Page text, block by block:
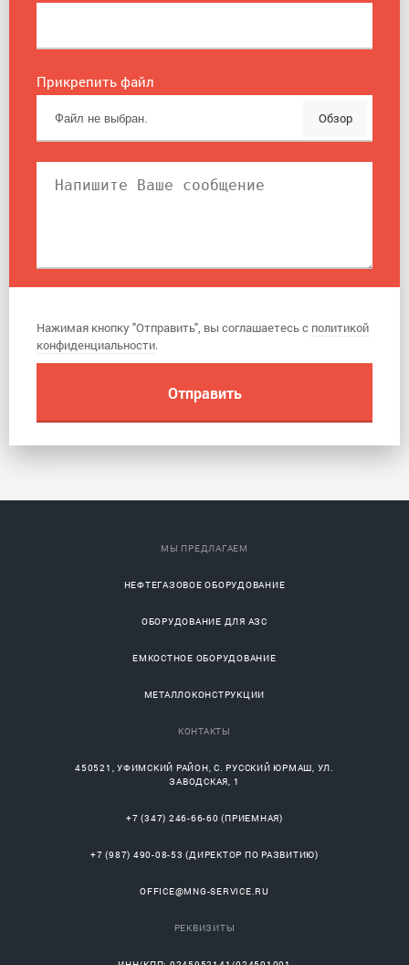
Прикрепить файл
Обзор
Нажимая кнопку "Отправить", вы соглашаетесь с политикой
конфиденциальности.
МЫ ПРЕДЛАГАЕМ
НЕФТЕГАЗОВОЕ ОБОРУДОВАНИЕ
ОБОРУДОВАНИЕ ДЛЯ АЗС
ЕМКОСТНОЕ ОБОРУДОВАНИЕ
МЕТАЛЛОКОНСТРУКЦИИ
КОНТАКТЫ
450521 ,УФИМСКИЙ РАЙОН, С.РУССКИЙ ЮРМАШ, УЛ.
ЗАВОДСКАЯ, 1
+7 (347) 246-66-60 (ПРИЕМНАЯ)
+7 (987) 490-08-53 (ДИРЕКТОР ПО РАЗВИТИЮ)
OFFICE@MNG-SERVICE.RU
РЕКВИЗИТЫ